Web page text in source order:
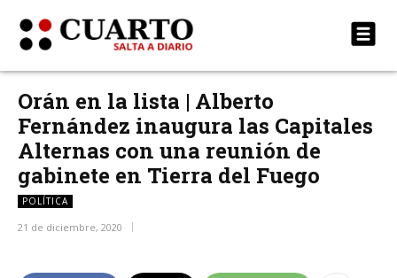
Orán en la lista | Alberto
Fernández inaugura las Capitales
Alternas con una reunión de
gabinete en Tierra del Fuego
POLÍTICA
21 de diciembre, 2020